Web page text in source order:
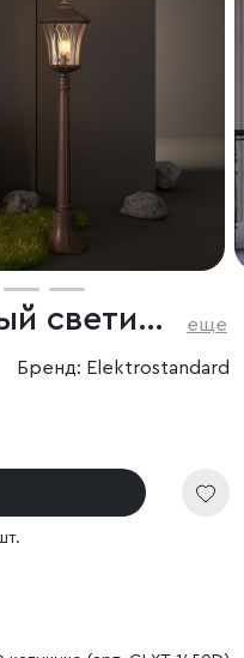
Уличный настенный светильник Virgo D капучино IP44 еще
Бренд: Elektrostandard